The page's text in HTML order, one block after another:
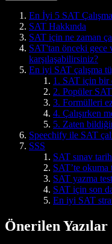
En İyi 5 SAT
SAT Hakkında
SAT için ne zaman
SAT'tan önceki gece
karşılaşabilirsiniz?
En iyi SAT çalışma
1. SAT için bir
2. Popüler
3. Formülleri
4. Çalışırken
5. Zaten
Speechify ile SAT
SSS
SAT sınav
SAT’te okuma
SAT yazma
SAT için son
En iyi SAT
Önerilen Yazılar